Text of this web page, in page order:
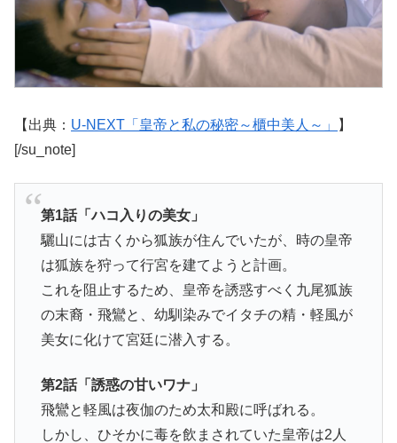
【出典： U-NEXT「皇帝と私の秘密～櫃中美人～」
】
[/su_note]
第1話「ハコ入りの美女」
驪山には古くから狐族が住んでいたが、時の皇帝
は狐族を狩って行宮を建てようと計画。
これを阻止するため、皇帝を誘惑すべく九尾狐族
の末裔・飛鸞と、幼馴染みでイタチの精・軽風が
美女に化けて宮廷に潜入する。
第2話「誘惑の甘いワナ」
飛鸞と軽風は夜伽のため太和殿に呼ばれる。
しかし、ひそかに毒を飲まされていた皇帝は2人